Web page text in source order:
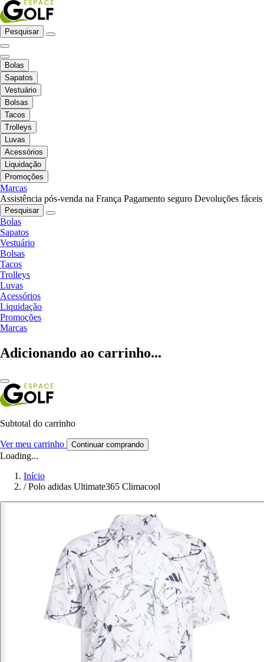
Pesquisar
Bolas
Sapatos
Vestuário
Bolsas
Tacos
Trolleys
Luvas
Acessórios
Liquidação
Promoções
Marcas
Assistência pós-venda na França Pagamento seguro Devoluções fáceis
Pesquisar
Bolas
Sapatos
Vestuário
Bolsas
Tacos
Trolleys
Luvas
Acessórios
Liquidação
Promoções
Marcas
Adicionando ao carrinho...
Subtotal do carrinho
Ver meu carrinho Continuar comprando
Loading...
Início
/ Polo adidas Ultimate365 Climacool